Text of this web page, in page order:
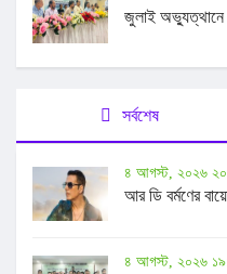
জুলাই অভ্যুত্থানে
সর্বশেষ
৪ আগস্ট, ২০২৬
আর ডি বর্মণের
৪ আগস্ট, ২০২৬